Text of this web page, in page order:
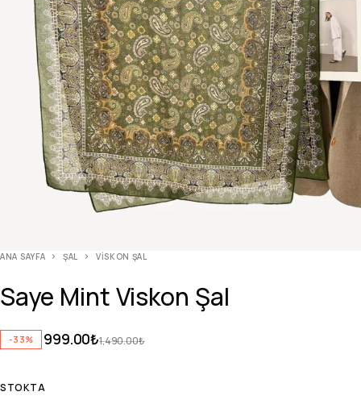
ANA SAYFA ŞAL VISKON ŞAL
Saye Mint Viskon Şal
-33% 1,490.00₺
999.00₺
STOKTA